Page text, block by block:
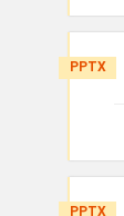
PPTX
PPTX